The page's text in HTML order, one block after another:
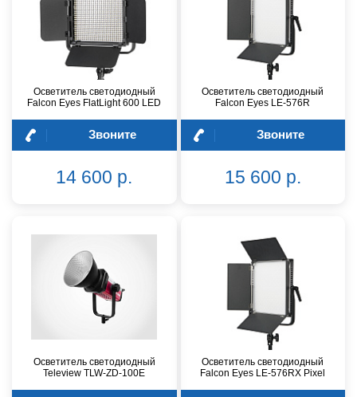
Осветитель светодиодный
Falcon Eyes FlatLight 600 LED
Звоните
14 600 р.
Осветитель светодиодный
Falcon Eyes LE-576R
Звоните
15 600 р.
Осветитель светодиодный
Teleview TLW-ZD-100E
Осветитель светодиодный
Falcon Eyes LE-576RX Pixel